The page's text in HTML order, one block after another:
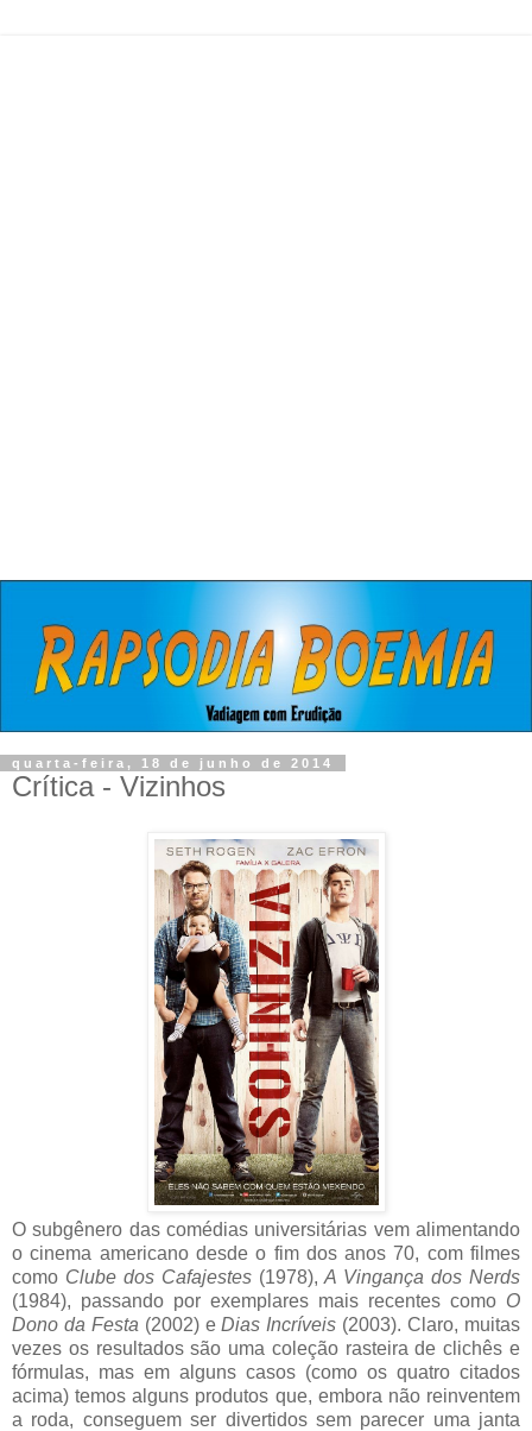
quarta-feira, 18 de junho de 2014
Crítica - Vizinhos
O subgênero das comédias universitárias vem alimentando
o cinema americano desde o fim dos anos 70, com filmes
como Clube dos Cafajestes(1978),A Vingança dos Nerds
(1984), passando por exemplares mais recentes como O
Dono da Festa (2002) eDias Incríveis (2003). Claro, muitas
vezes os resultados são uma coleção rasteira de clichês e
fórmulas, mas em alguns casos (como os quatro citados
acima) temos alguns produtos que, embora não reinventem
a roda, conseguem ser divertidos sem parecer uma janta